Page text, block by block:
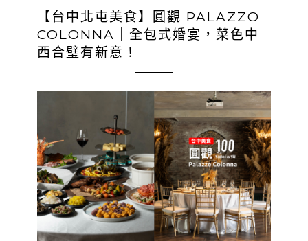
【台中北屯美食】圓觀 PALAZZO
COLONNA｜全包式婚宴，菜色中
西合璧有新意！